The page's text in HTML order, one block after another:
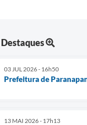
Destaques
03 JUL 2026 - 16h50
Prefeitura de
13 MAI 2026 - 17h13